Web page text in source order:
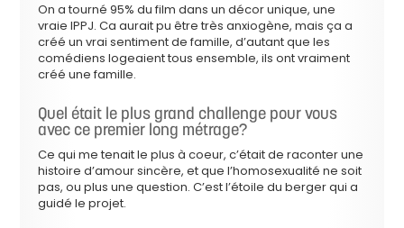
On a tourné 95% du film dans un décor unique, une
vraie IPPJ. Ca aurait pu être très anxiogène, mais ça a
créé un vrai sentiment de famille, d’autant que les
comédiens logeaient tous ensemble, ils ont vraiment
créé une famille.
Quel était le plus grand challenge pour vous
avec ce premier long métrage?
Ce qui me tenait le plus à coeur, c’était de raconter une
histoire d’amour sincère, et que l’homosexualité ne soit
pas, ou plus une question. C’est l’étoile du berger qui a
guidé le projet.